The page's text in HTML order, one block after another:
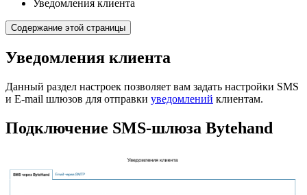
Уведомления клиента
Содержание этой страницы
Уведомления клиента
Данный раздел настроек позволяет вам задать настройки SMS
и E-mail шлюзов для отправки уведомлений клиентам.
Подключение SMS-шлюза Bytehand